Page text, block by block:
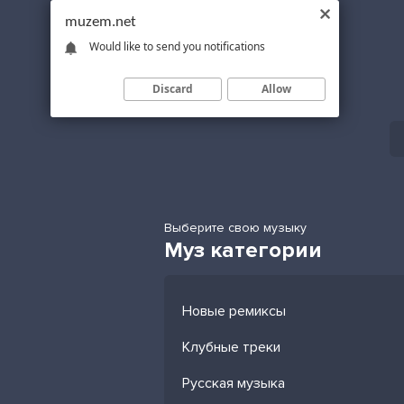
Выберите свою музыку
Муз категории
Новые ремиксы
Клубные треки
Русская музыка
muzem.net
Would like to send you notifications
Discard Allow